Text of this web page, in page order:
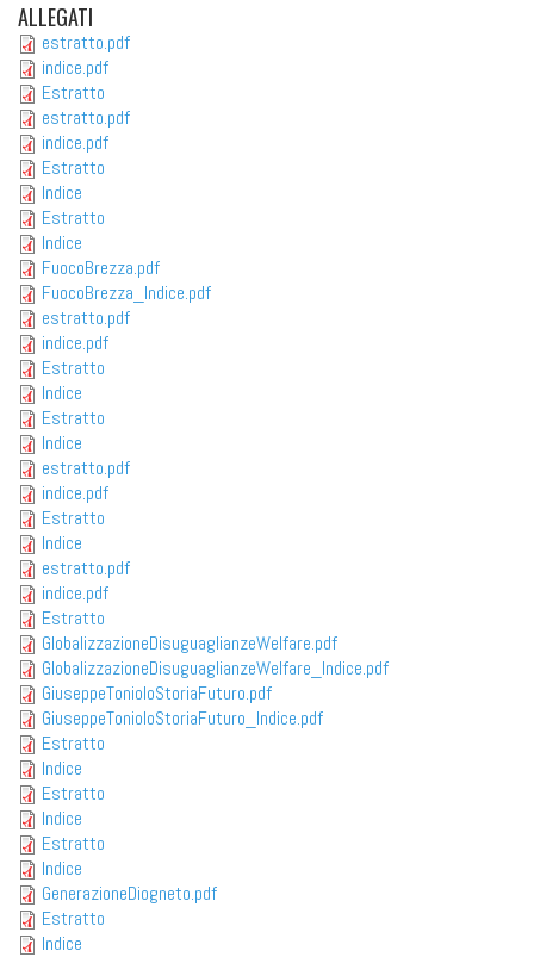
ALLEGATI
estratto.pdf
indice.pdf
Estratto
estratto.pdf
indice.pdf
Estratto
Indice
Estratto
Indice
FuocoBrezza.pdf
FuocoBrezza_Indice.pdf
estratto.pdf
indice.pdf
Estratto
Indice
Estratto
Indice
estratto.pdf
indice.pdf
Estratto
Indice
estratto.pdf
indice.pdf
Estratto
GlobalizzazioneDisuguaglianzeWelfare.pdf
GlobalizzazioneDisuguaglianzeWelfare_Indice.pdf
GiuseppeTonioloStoriaFuturo.pdf
GiuseppeTonioloStoriaFuturo_Indice.pdf
Estratto
Indice
Estratto
Indice
Estratto
Indice
GenerazioneDiogneto.pdf
Estratto
Indice